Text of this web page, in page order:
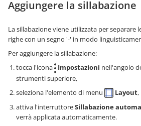
Aggiungere la sillabazione
La sillabazione viene utilizzata per separare
righe con un segno '-' in modo
Per aggiungere la sillabazione:
tocca l'icona
Impostazioni nell'angolo
strumenti superiore,
seleziona l'elemento di menu
Layout,
attiva l'interruttoreSillabazione
verrà applicata automaticamente.